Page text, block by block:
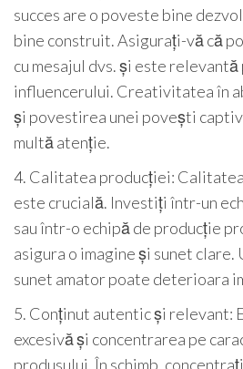
succes are o poveste bine
bine construit. Asigurați-vă că
cu mesajul dvs. și este
influencerului. Creativitatea în
și povestirea unei povești
multă atenție.
4. Calitatea producției:
este crucială. Investiți într-un
sau într-o echipă de producție
asigura o imagine și sunet clare.
sunet amator poate deterioara
5. Conținut autentic și relevant:
excesivă și concentrarea pe
produsului. În schimb,